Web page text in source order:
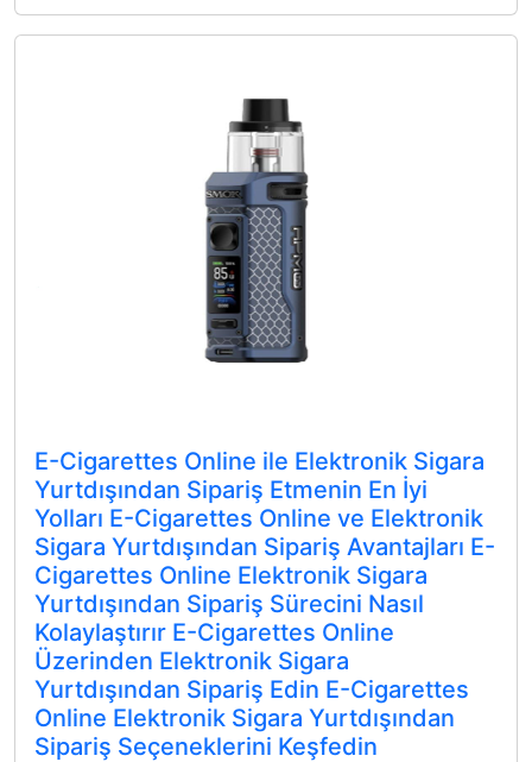
E-Cigarettes Online ile Elektronik Sigara
Yurtdışından Sipariş Etmenin En İyi
Yolları E-Cigarettes Online ve Elektronik
Sigara Yurtdışından Sipariş Avantajları E-
Cigarettes Online Elektronik Sigara
Yurtdışından Sipariş Sürecini Nasıl
Kolaylaştırır E-Cigarettes Online
Üzerinden Elektronik Sigara
Yurtdışından Sipariş Edin E-Cigarettes
Online Elektronik Sigara Yurtdışından
Sipariş Seçeneklerini Keşfedin